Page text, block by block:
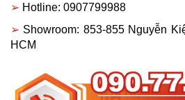
➢ Hotline: 0907799988
➢ Showroom: 853-855 Nguyễn
HCM